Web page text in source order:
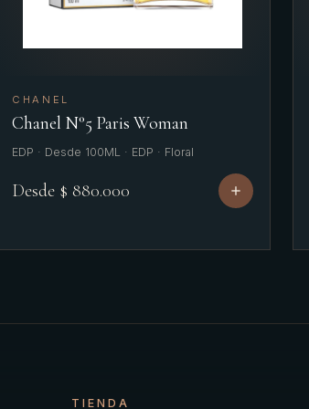
CHANEL
Chanel N°5 Paris Woman
EDP · Desde 100ML · EDP · Floral
Desde $ 880.000
TIENDA